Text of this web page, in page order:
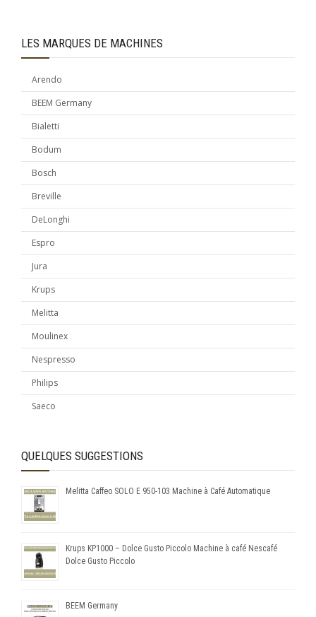
LES MARQUES DE MACHINES
Arendo
BEEM Germany
Bialetti
Bodum
Bosch
Breville
DeLonghi
Espro
Jura
Krups
Melitta
Moulinex
Nespresso
Philips
Saeco
QUELQUES SUGGESTIONS
Melitta Caffeo SOLO E 950-103 Machine à Café Automatique
Krups KP1000 – Dolce Gusto Piccolo Machine à café Nescafé
Dolce Gusto Piccolo
BEEM Germany